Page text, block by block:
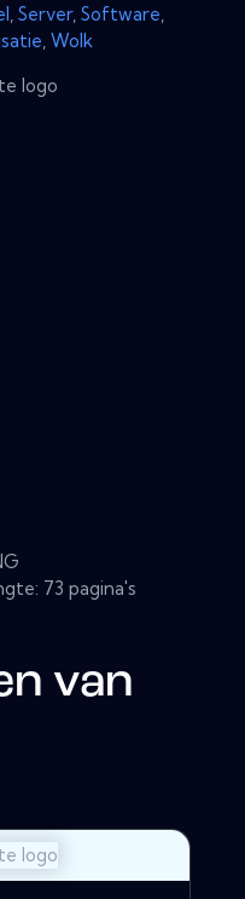
Server, Software
Wolk
73 pagina's
van